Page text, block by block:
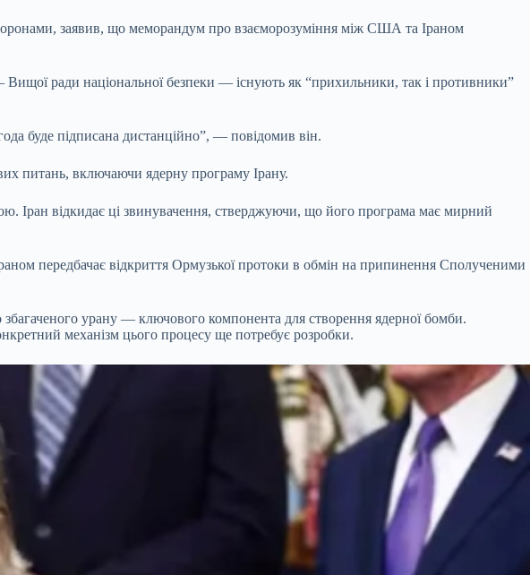
заявив, що меморандум про взаєморозуміння між США та Іраном
ради національної безпеки — існують як “прихильники, так і противники”
буде підписана дистанційно”, — повідомив він.
питань, включаючи ядерну програму Ірану.
Іран відкидає ці звинувачення, стверджуючи, що його програма має мирний
передбачає відкриття Ормузької протоки в обмін на припинення Сполученими
урану — ключового компонента для створення ядерної бомби.
механізм цього процесу ще потребує розробки.